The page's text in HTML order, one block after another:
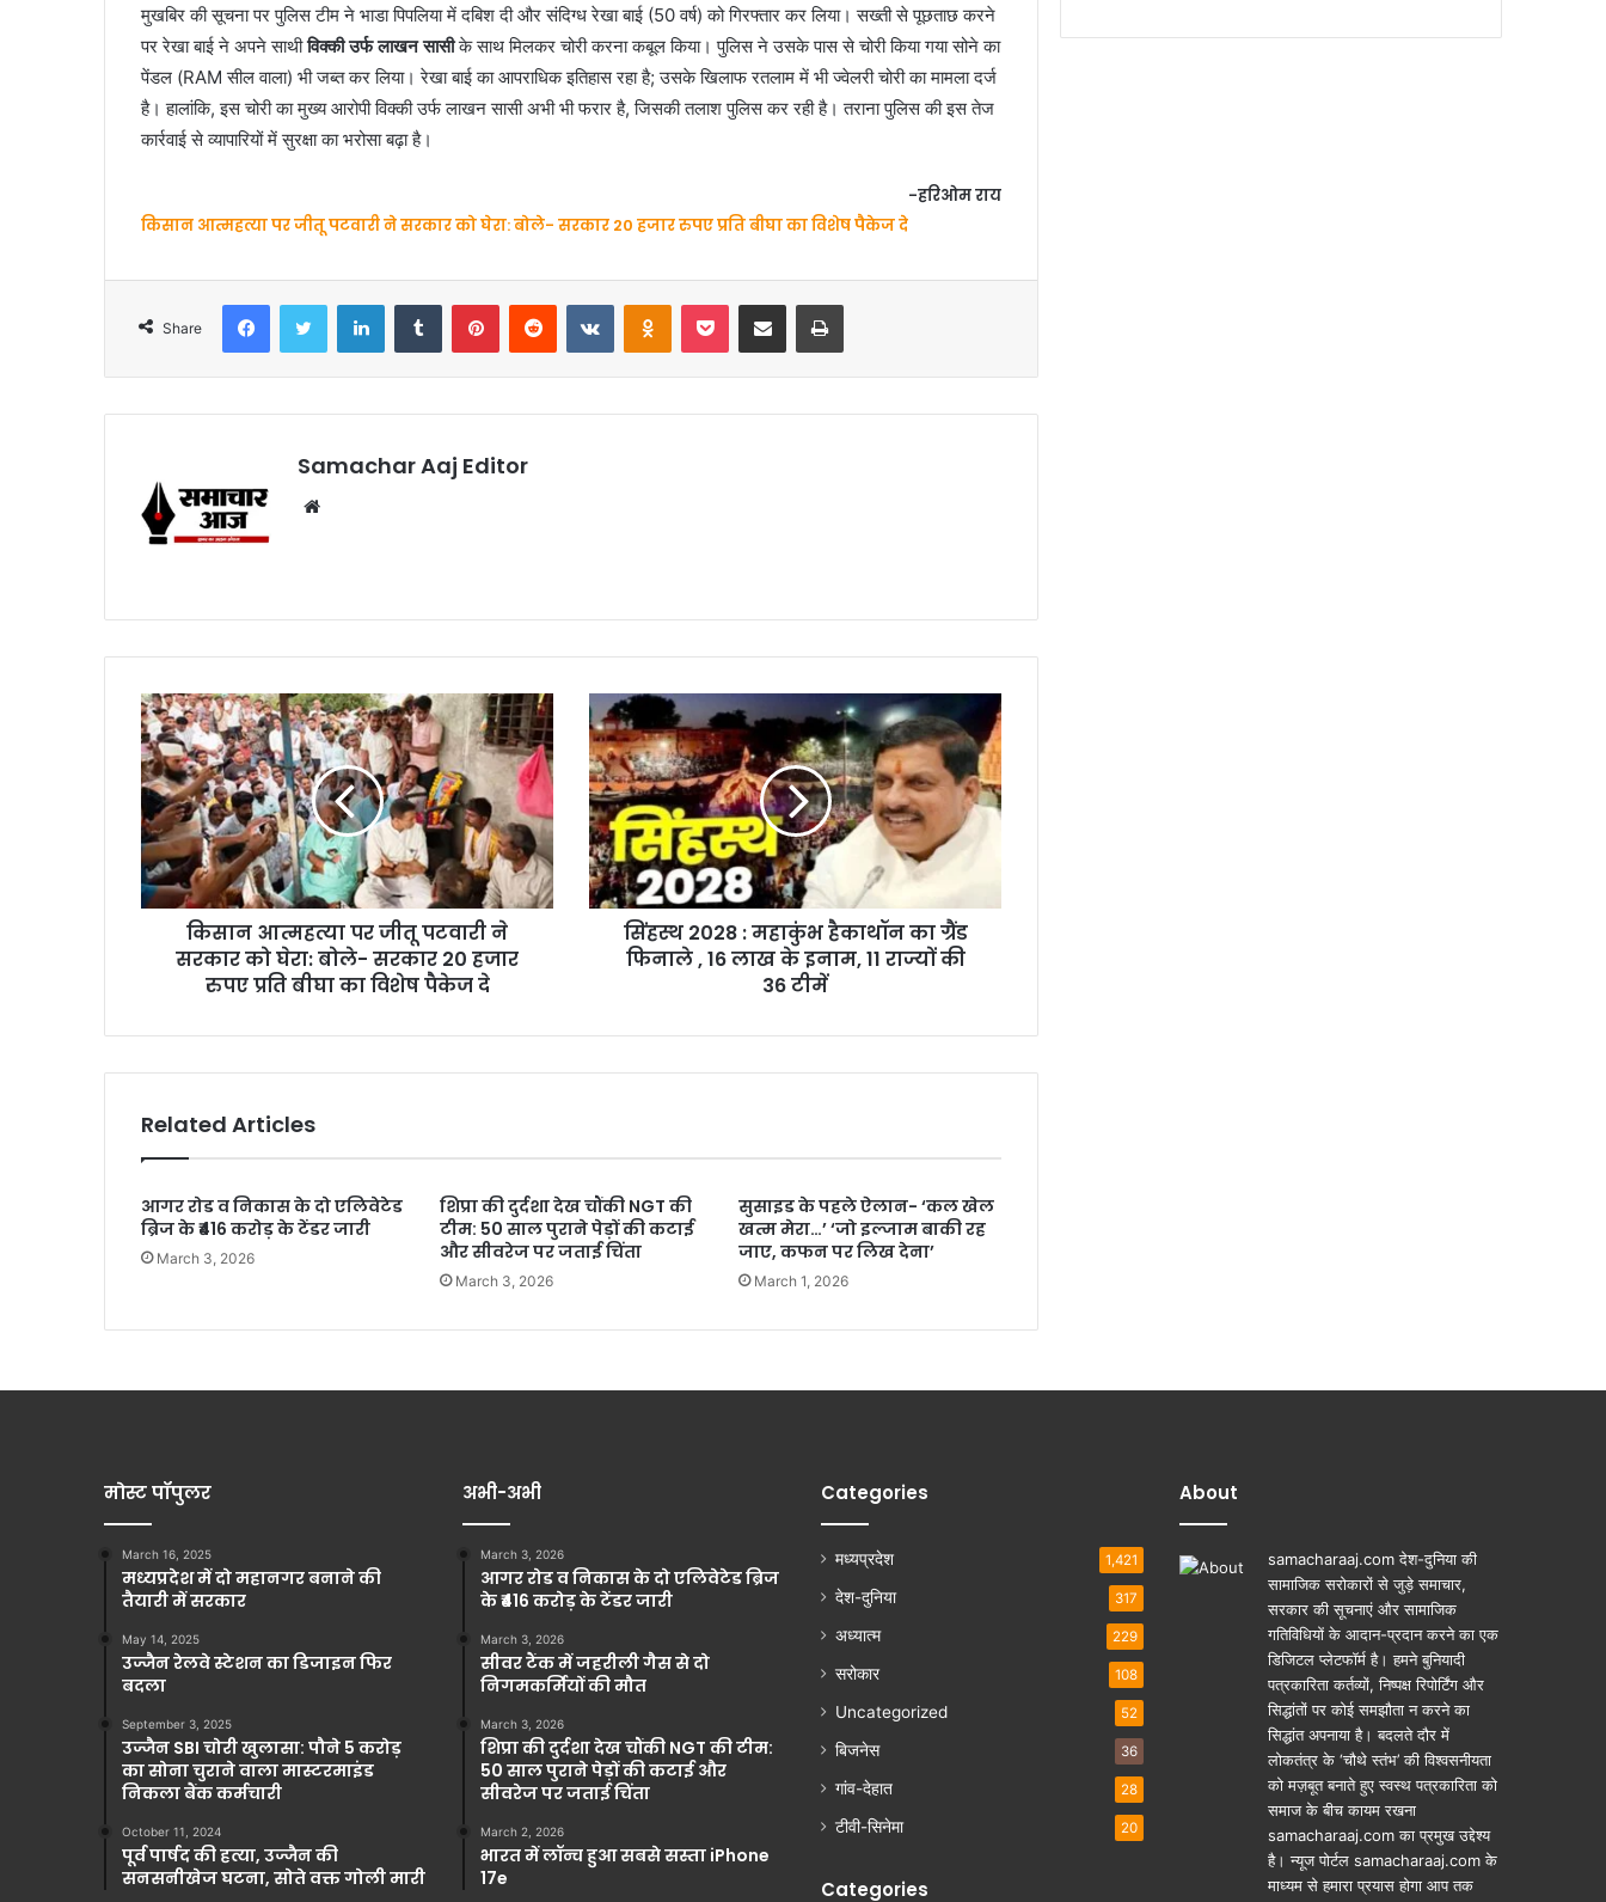
मुखबिर की सूचना पर पुलिस टीम ने भाडा पिपलिया में दबिश दी और संदिग्ध रेखा बाई (50 वर्ष) को गिरफ्तार कर लिया। सख्ती से पूछताछ करने
पर रेखा बाई ने अपने साथीविक्की उर्फ लाखन सासीके साथ मिलकर चोरी करना कबूल किया। पुलिस ने उसके पास से चोरी किया गया सोने का
पेंडल (RAM सील वाला) भी जब्त कर लिया। रेखा बाई का आपराधिक इतिहास रहा है; उसके खिलाफ रतलाम में भी ज्वेलरी चोरी का मामला दर्ज
है। हालांकि, इस चोरी का मुख्य आरोपी विक्की उर्फ लाखन सासी अभी भी फरार है, जिसकी तलाश पुलिस कर रही है। तराना पुलिस की इस तेज
कार्रवाई से व्यापारियों में सुरक्षा का भरोसा बढ़ा है।
-हरिओम राय
किसान आत्महत्या पर जीतू पटवारी ने सरकार को घेरा: बोले- सरकार 20 हजार रुपए प्रति बीघा का विशेष पैकेज दे
Share
FacebookTwitter LinkedInTumblr PinterestReddit VKontakteOdnoklassniki
Pocket Share via Email Print
Samachar Aaj Editor
किसान आत्महत्या पर जीतू पटवारी ने
सरकार को घेरा: बोले- सरकार 20 हजार
रुपए प्रति बीघा का विशेष पैकेज दे
सिंहस्थ 2028 : महाकुंभ हैकाथॉन का ग्रैंड
फिनाले , 16 लाख के इनाम, 11 राज्यों की
36 टीमें
Related Articles
आगर रोड व निकास के दो एलिवेटेड
ब्रिज के ₹416 करोड़ के टेंडर जारी
March 3, 2026
शिप्रा की दुर्दशा देख चौंकी NGT की
टीम: 50 साल पुराने पेड़ों की कटाई
और सीवरेज पर जताई चिंता
March 3, 2026
सुसाइड के पहले ऐलान- ‘कल खेल
खत्म मेरा…’ ‘जो इल्जाम बाकी रह
जाए, कफन पर लिख देना’
March 1, 2026
मोस्ट पॉपुलर
March 16, 2025
मध्यप्रदेश में दो महानगर बनाने की
तैयारी में सरकार
May 14, 2025
उज्जैन रेलवे स्टेशन का डिजाइन फिर
बदला
September 3, 2025
उज्जैन SBI चोरी खुलासा: पौने 5 करोड़
का सोना चुराने वाला मास्टरमाइंड
निकला बैंक कर्मचारी
October 11, 2024
पूर्व पार्षद की हत्या, उज्जैन की
सनसनीखेज घटना, सोते वक्त गोली मारी
अभी-अभी
March 3, 2026
आगर रोड व निकास के दो एलिवेटेड ब्रिज
के ₹416 करोड़ के टेंडर जारी
March 3, 2026
सीवर टैंक में जहरीली गैस से दो
निगमकर्मियों की मौत
March 3, 2026
शिप्रा की दुर्दशा देख चौंकी NGT की टीम:
50 साल पुराने पेड़ों की कटाई और
सीवरेज पर जताई चिंता
March 2, 2026
भारत में लॉन्च हुआ सबसे सस्ता iPhone
17e
Categories
मध्यप्रदेश 1,421
देश-दुनिया 317
अध्यात्म 229
सरोकार 108
Uncategorized 52
बिजनेस 36
गांव-देहात 28
टीवी-सिनेमा 20
Categories
About
samacharaaj.com देश-दुनिया की
सामाजिक सरोकारों से जुड़े समाचार,
सरकार की सूचनाएं और सामाजिक
गतिविधियाें के आदान-प्रदान करने का एक
डिजिटल प्लेटफॉर्म है। हमने बुनियादी
पत्रकारिता कर्तव्यों, निष्पक्ष रिपोर्टिंग और
सिद्धांतों पर कोई समझौता न करने का
सिद्धांत अपनाया है। बदलते दौर में
लोकतंत्र के ‘चौथे स्तंभ’ की विश्वसनीयता
को मज़बूत बनाते हुए स्वस्थ पत्रकारिता को
समाज के बीच कायम रखना
samacharaaj.com का प्रमुख उद्देश्य
है। न्यूज पोर्टल samacharaaj.com के
माध्यम से हमारा प्रयास होगा आप तक